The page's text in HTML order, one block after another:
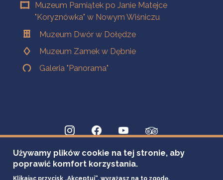
Muzeum Pamiątek po Janie Matejce
"Koryznówka" w Nowym Wiśniczu
Muzeum Dwór w Dołędze
Muzeum Zamek w Dębnie
Galeria "Panorama"
Używamy plików cookie na tej stronie, aby
poprawić komfort korzystania.
Klikając przycisk „Akceptuj”, wyrażasz na to zgodę.